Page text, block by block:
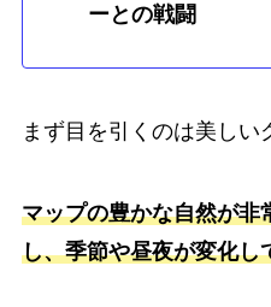
ーとの戦闘
まず目を引くのは美しい
マップの豊かな自然が非
し、季節や昼夜が変化し